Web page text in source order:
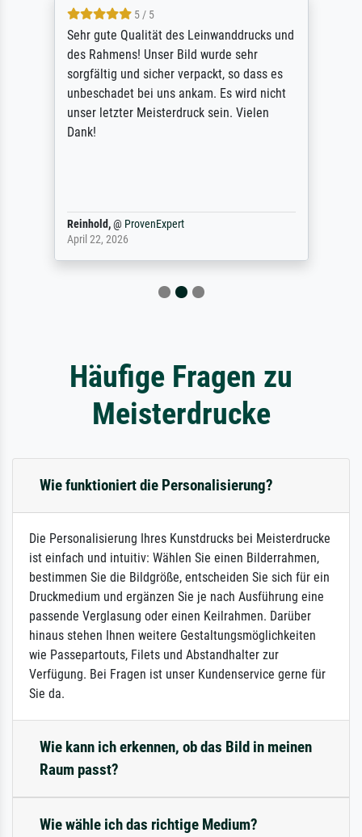
5 / 5
Sehr gute Qualität des Leinwanddrucks und
des Rahmens! Unser Bild wurde sehr
sorgfältig und sicher verpackt, so dass es
unbeschadet bei uns ankam. Es wird nicht
unser letzter Meisterdruck sein. Vielen
Dank!
Reinhold,@ ProvenExpert
April 22, 2026
Häufige Fragen zu
Meisterdrucke
Wie funktioniert die Personalisierung?
Die Personalisierung Ihres Kunstdrucks bei Meisterdrucke
ist einfach und intuitiv: Wählen Sie einen Bilderrahmen,
bestimmen Sie die Bildgröße, entscheiden Sie sich für ein
Druckmedium und ergänzen Sie je nach Ausführung eine
passende Verglasung oder einen Keilrahmen. Darüber
hinaus stehen Ihnen weitere Gestaltungsmöglichkeiten
wie Passepartouts, Filets und Abstandhalter zur
Verfügung. Bei Fragen ist unser Kundenservice gerne für
Sie da.
Wie kann ich erkennen, ob das Bild in meinen
Raum passt?
Wie wähle ich das richtige Medium?